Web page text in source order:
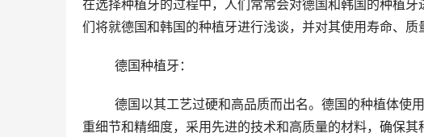
在选择种植牙的过程中，人们常常会对德国和韩国的种植
们将就德国和韩国的种植牙进行浅谈，并对其使用寿命、质
	德国种植牙：
重细节和精细度，采用先进的技术和高质量的材料，确保